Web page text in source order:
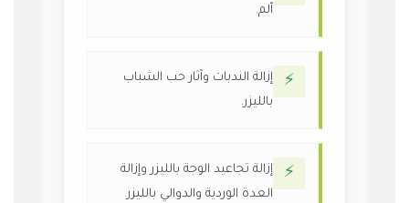
ألم.
⚡
إزالة الندبات وآثار حب الشباب
بالليزر.
⚡
إزالة تجاعيد الوجة بالليزر وإزالة
العدة الوردية والدوالي بالليزر.